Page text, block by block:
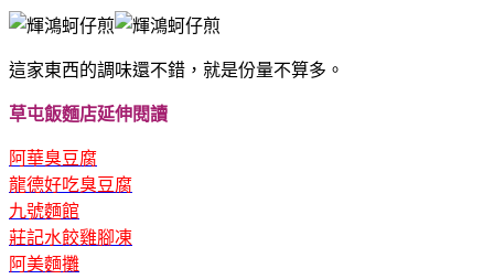
這家東西的調味還不錯，就是份量不算多。
草屯飯麵店延伸閱讀
阿華臭豆腐
龍德好吃臭豆腐
九號麵館
莊記水餃雞腳凍
阿美麵攤